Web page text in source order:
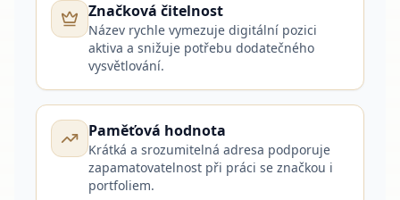
Značková čitelnost
Název rychle vymezuje digitální pozici
aktiva a snižuje potřebu dodatečného
vysvětlování.
Paměťová hodnota
Krátká a srozumitelná adresa podporuje
zapamatovatelnost při práci se značkou i
portfoliem.